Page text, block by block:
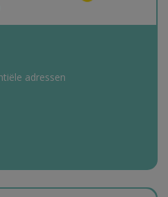
adressen